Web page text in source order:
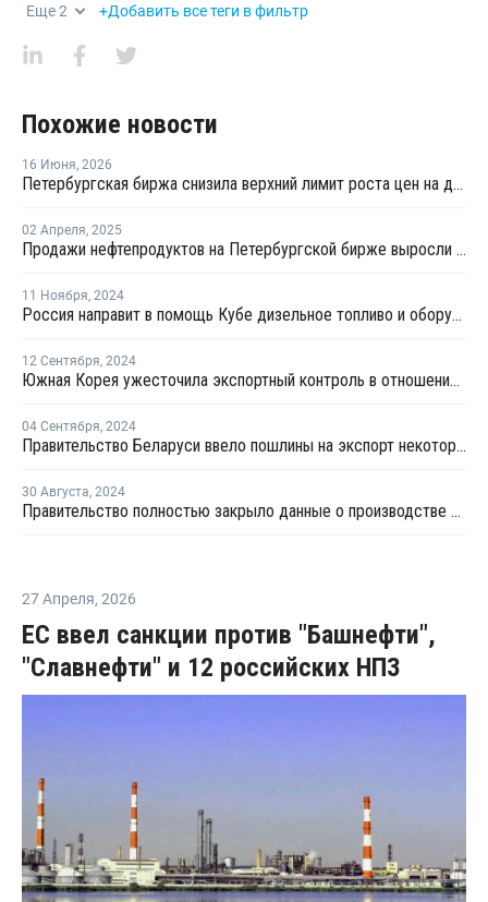
Еще2 +Добавить все теги в фильтр
Похожие новости
16 Июня, 2026
Петербургская биржа снизила верхний лимит роста цен на дизель до 0,01%
02 Апреля, 2025
Продажи нефтепродуктов на Петербургской бирже выросли в первом квартале на 7,3%
11 Ноября, 2024
Россия направит в помощь Кубе дизельное топливо и оборудование на USD62 млн
12 Сентября, 2024
Южная Корея ужесточила экспортный контроль в отношении России и Беларуси
04 Сентября, 2024
Правительство Беларуси ввело пошлины на экспорт некоторых нефтепродуктов
30 Августа, 2024
Правительство полностью закрыло данные о производстве нефтепродуктов в РФ
27 Апреля, 2026
ЕС ввел санкции против "Башнефти",
"Славнефти" и 12 российских НПЗ